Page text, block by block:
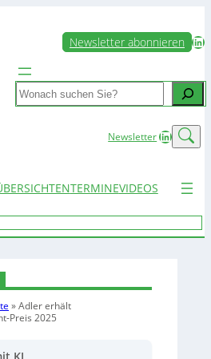
Newsletter abonnieren LinkedIn
Search
NewsletterLinkedIn
TERMINEVIDEOS
»Adler erhält
Preis 2025
KI